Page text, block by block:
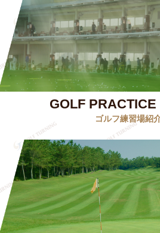
GOLF
ゴルフ練習場紹